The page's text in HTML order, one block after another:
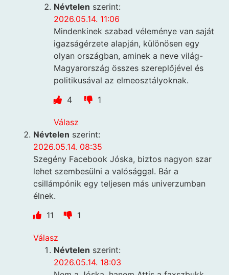
Névtelen szerint:
2026.05.14. 11:06
Mindenkinek szabad véleménye van saját
igazságérzete alapján, különösen egy
olyan országban, aminek a neve világ-
Magyarország összes szereplőjével és
politikusával az elmeosztályoknak.
4
1
Válasz
Névtelen szerint:
2026.05.14. 08:35
Szegény Facebook Jóska, biztos nagyon szar
lehet szembesülni a valósággal. Bár a
csillámpónik egy teljesen más univerzumban
élnek.
11
1
Válasz
Névtelen szerint:
2026.05.14. 18:03